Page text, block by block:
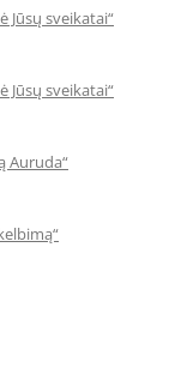
Jūsų sveikatai“
Jūsų sveikatai“
Auruda“